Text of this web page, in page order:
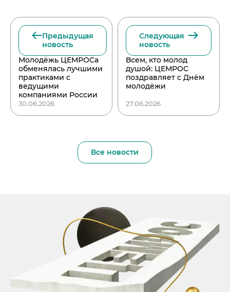
Предыдущая
новость
Молодёжь ЦЕМРОСа
обменялась лучшими
практиками с
ведущими
компаниями России
30.06.2026
Следующая
новость
Всем, кто молод
душой: ЦЕМРОС
поздравляет с Днём
молодёжи
27.06.2026
Все новости